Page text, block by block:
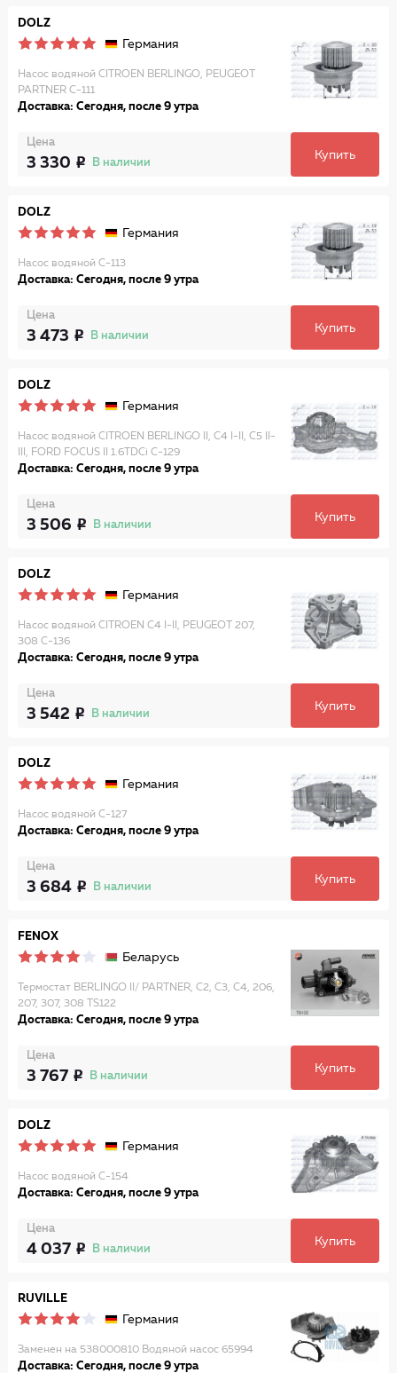
DOLZ
Германия
Насос водяной CITROEN BERLINGO, PEUGEOT
PARTNER C-111
Доставка: Сегодня, после 9 утра
Цена
3 330 В наличии
Купить
DOLZ
Германия
Насос водяной C-113
Доставка: Сегодня, после 9 утра
Цена
3 473 В наличии
Купить
DOLZ
Германия
Насос водяной CITROEN BERLINGO II, C4 I-II, C5 II-
III, FORD FOCUS II 1.6TDCi C-129
Доставка: Сегодня, после 9 утра
Цена
3 506 В наличии
Купить
DOLZ
Германия
Насос водяной CITROEN C4 I-II, PEUGEOT 207,
308 C-136
Доставка: Сегодня, после 9 утра
Цена
3 542 В наличии
Купить
DOLZ
Германия
Насос водяной C-127
Доставка: Сегодня, после 9 утра
Цена
3 684 В наличии
Купить
FENOX
Беларусь
Термостат BERLINGO II/ PARTNER, C2, C3, C4, 206,
207, 307, 308 TS122
Доставка: Сегодня, после 9 утра
Цена
3 767 В наличии
Купить
DOLZ
Германия
Насос водяной C-154
Доставка: Сегодня, после 9 утра
Цена
4 037 В наличии
Купить
RUVILLE
Германия
Заменен на 538000810 Водяной насос 65994
Доставка: Сегодня, после 9 утра